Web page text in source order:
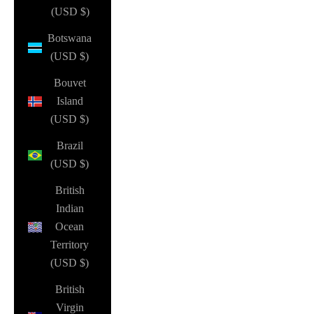
(USD $)
Botswana
(USD $)
Bouvet
Island
(USD $)
Brazil
(USD $)
British
Indian
Ocean
Territory
(USD $)
British
Virgin